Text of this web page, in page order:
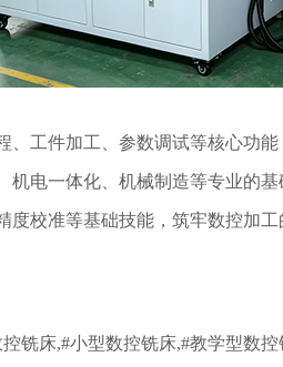
、工件加工、参数调试等核心功
机电一体化、机械制造等专业的
度校准等基础技能，筑牢数控加
铣床,#小型数控铣床,#教学型数